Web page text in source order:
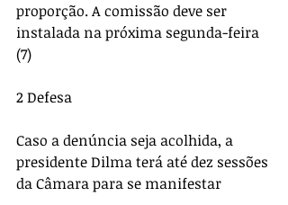
proporção. A comissão deve ser
instalada na próxima segunda-feira
(7)
2 Defesa
Caso a denúncia seja acolhida, a
presidente Dilma terá até dez sessões
da Câmara para se manifestar